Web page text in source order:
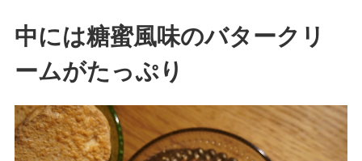
中には糖蜜風味のバタークリ
ームがたっぷり